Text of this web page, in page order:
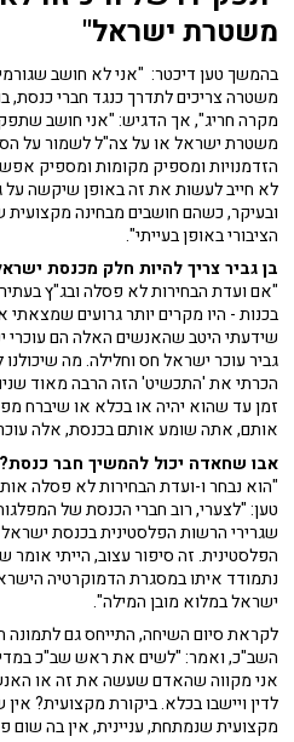
משטרת ישראל"
בהמשך טען דיכטר: "אני לא חושב
משטרה צריכים לתדרך כנגד חברי
מקרה חריג", אך הדגיש: "אני חושב
משטרת ישראל או על צה"ל לשמור על
הזדמנויות ומספיק מקומות ומספיק
לא חייב לעשות את זה באופן שיקשה
ובעיקר, כשהם חושבים מבחינה
הציבורי באופן בעייתי".
בן גביר צריך להיות חלק מכנסת
"אם ועדת הבחירות לא פסלה ובג"ץ
בכנות - היו מקרים יותר גרועים
שידעתי היטב שהאנשים האלה הם עוכרי
גביר עוכר ישראל חס וחלילה. מה
הכרתי את 'התכשיט' הזה הרבה מאוד
זמן עד שהוא יהיה או בכלא או שיברח
אותם, אתה שומע אותם בכנסת, אלה
אבו שחאדה יכול להמשיך חבר כנסת?
"הוא נבחר ו-ועדת הבחירות לא פסלה
טען: "לצערי, רוב חברי הכנסת של
שגרירי הרשות הפלסטינית בכנסת
הפלסטינית. זה סיפור עצוב, הייתי
נתמודד איתו במסגרת הדמוקרטיה
ישראל במלוא מובן המילה".
לקראת סיום השיחה, התייחס גם
השב"כ, ואמר: "לשים את ראש שב"כ במדי
אני מקווה שהאדם שעשה את זה או
לדין ויישבו בכלא. ביקורת מקצועית?
מקצועית שנמתחת, עניינית, אין בה שום